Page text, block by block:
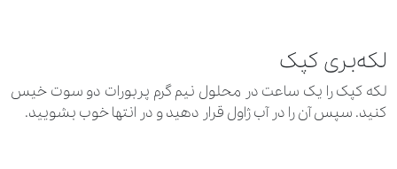
لکه‌بری کپک
لکه کپک را یک ساعت در محلول نیم گرم پربورات دو سوت خیس
کنید. سپس آن را در آب ژاول قرار دهید و در انتها خوب بشویید.